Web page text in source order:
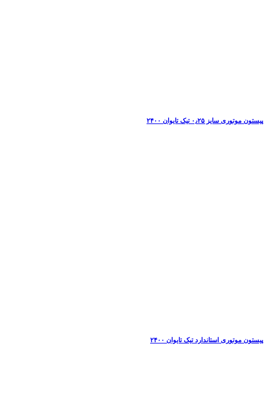
پیستون موتوری سایز ۰٫۲۵ تیک تایوان ۲۴۰۰
پیستون موتوری استاندارد تیک تایوان ۲۴۰۰